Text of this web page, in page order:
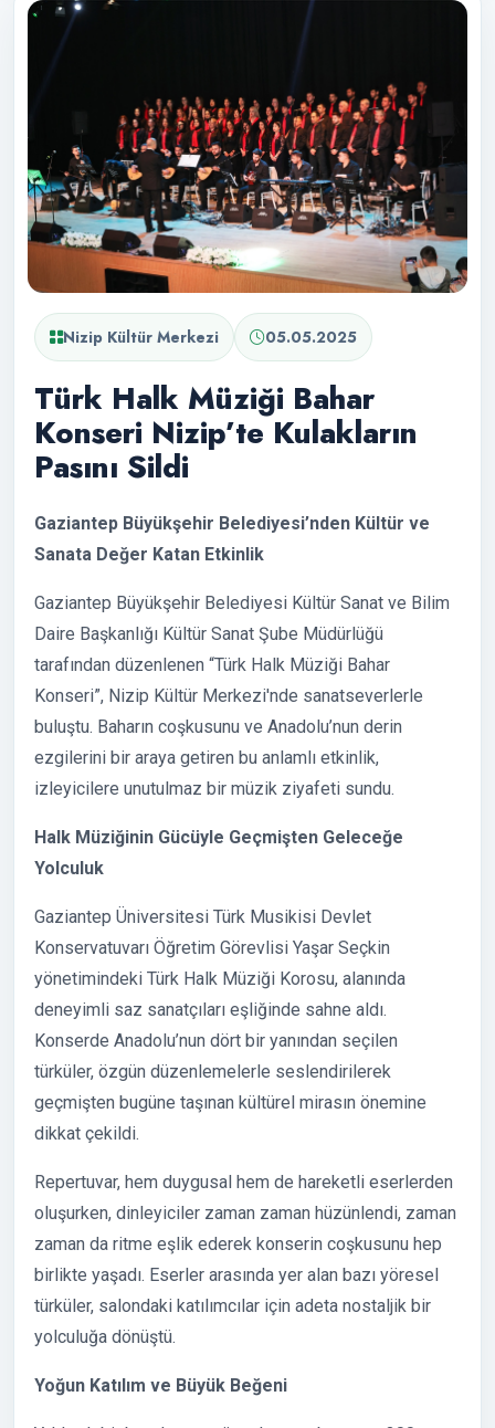
Nizip Kültür Merkezi 05.05.2025
Türk Halk Müziği Bahar
Konseri Nizip’te Kulakların
Pasını Sildi
Gaziantep Büyükşehir Belediyesi’nden Kültür ve
Sanata Değer Katan Etkinlik
Gaziantep Büyükşehir Belediyesi Kültür Sanat ve Bilim
Daire Başkanlığı Kültür Sanat Şube Müdürlüğü
tarafından düzenlenen “Türk Halk Müziği Bahar
Konseri”, Nizip Kültür Merkezi'nde sanatseverlerle
buluştu. Baharın coşkusunu ve Anadolu’nun derin
ezgilerini bir araya getiren bu anlamlı etkinlik,
izleyicilere unutulmaz bir müzik ziyafeti sundu.
Halk Müziğinin Gücüyle Geçmişten Geleceğe
Yolculuk
Gaziantep Üniversitesi Türk Musikisi Devlet
Konservatuvarı Öğretim Görevlisi Yaşar Seçkin
yönetimindeki Türk Halk Müziği Korosu, alanında
deneyimli saz sanatçıları eşliğinde sahne aldı.
Konserde Anadolu’nun dört bir yanından seçilen
türküler, özgün düzenlemelerle seslendirilerek
geçmişten bugüne taşınan kültürel mirasın önemine
dikkat çekildi.
Repertuvar, hem duygusal hem de hareketli eserlerden
oluşurken, dinleyiciler zaman zaman hüzünlendi, zaman
zaman da ritme eşlik ederek konserin coşkusunu hep
birlikte yaşadı. Eserler arasında yer alan bazı yöresel
türküler, salondaki katılımcılar için adeta nostaljik bir
yolculuğa dönüştü.
Yoğun Katılım ve Büyük Beğeni